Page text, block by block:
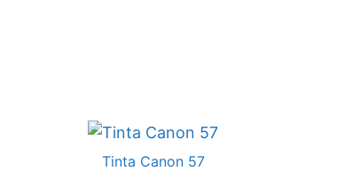
Tinta Canon 57